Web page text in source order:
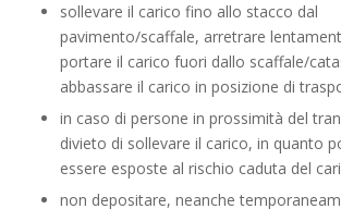
sollevare il carico fino allo stacco dal
pavimento/scaffale, arretrare
portare il carico fuori dallo scaffale/
abbassare il carico in posizione di
in caso di persone in prossimità del
divieto di sollevare il carico, in quanto
essere esposte al rischio caduta del
non depositare, neanche